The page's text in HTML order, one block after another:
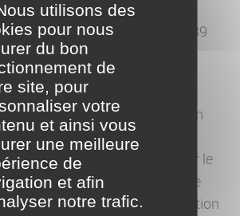
par téléphone : 09 69 39
droits met à disposition sur son
des exemples de
avec la réponse donnée par le
différents outils et une foire
lien vers un dispositif d’éducation
utilisons des
pour nous
du bon
de
site, pour
votre
et ainsi vous
une meilleure
de
et afin
notre trafic.